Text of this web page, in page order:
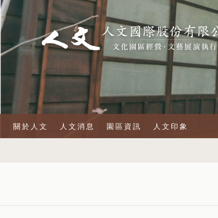
關於人文 人文消息 園區資訊 人文印象